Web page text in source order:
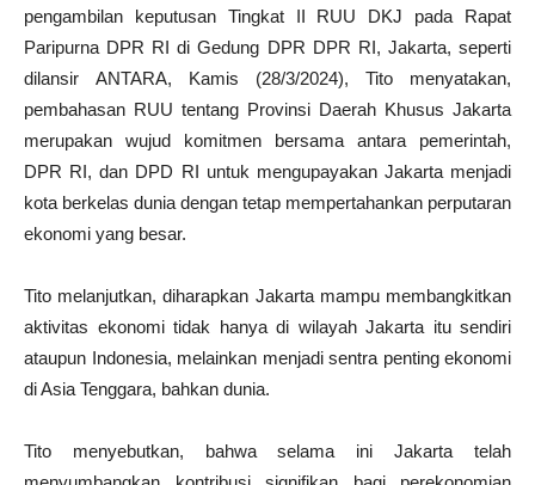
pengambilan keputusan Tingkat II RUU DKJ pada Rapat
Paripurna DPR RI di Gedung DPR DPR RI, Jakarta, seperti
dilansir ANTARA, Kamis (28/3/2024), Tito menyatakan,
pembahasan RUU tentang Provinsi Daerah Khusus Jakarta
merupakan wujud komitmen bersama antara pemerintah,
DPR RI, dan DPD RI untuk mengupayakan Jakarta menjadi
kota berkelas dunia dengan tetap mempertahankan perputaran
ekonomi yang besar.
Tito melanjutkan, diharapkan Jakarta mampu membangkitkan
aktivitas ekonomi tidak hanya di wilayah Jakarta itu sendiri
ataupun Indonesia, melainkan menjadi sentra penting ekonomi
di Asia Tenggara, bahkan dunia.
Tito menyebutkan, bahwa selama ini Jakarta telah